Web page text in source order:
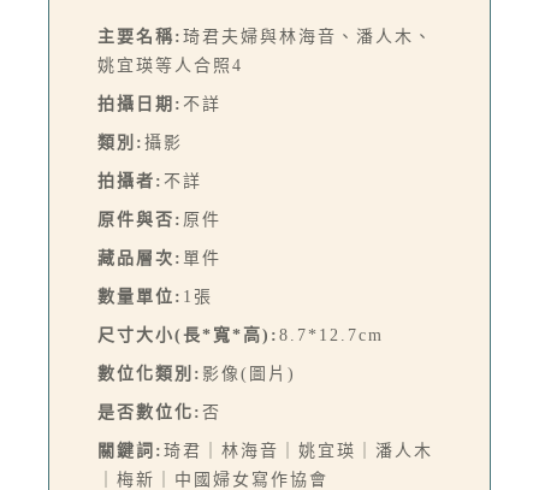
主要名稱: 琦君夫婦與林海音、潘人木、
姚宜瑛等人合照4
拍攝日期: 不詳
類別: 攝影
拍攝者: 不詳
原件與否: 原件
藏品層次: 單件
數量單位: 1張
尺寸大小(長*寬*高): 8.7*12.7cm
數位化類別: 影像(圖片)
是否數位化: 否
關鍵詞: 琦君｜林海音｜姚宜瑛｜潘人木
｜梅新｜中國婦女寫作協會